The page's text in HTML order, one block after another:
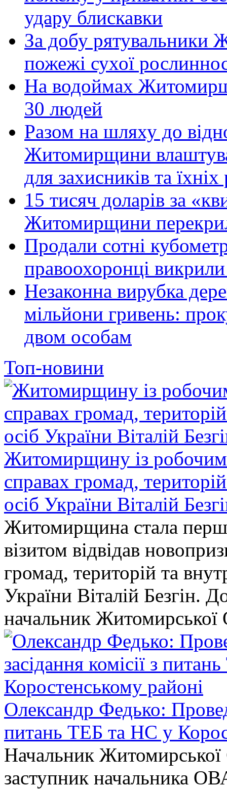
удару блискавки
За добу рятувальники
пожежі сухої
На водоймах
30 людей
Разом на шляху до
Житомирщини
для захисників та
15 тисяч доларів за
Житомирщини
Продали сотні
правоохоронці
Незаконна вирубка
мільйони гривень:
двом особам
Топ-новини
Житомирщину із робочим
справах громад,
осіб України Віталій
Житомирщина стала
візитом відвідав
громад, територій та
України Віталій Безгін.
начальник
Олександр Федько:
питань ТЕБ та НС у
Начальник
заступник начальника